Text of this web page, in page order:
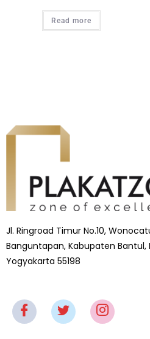
Read more
Jl. Ringroad Timur No.10,
Banguntapan, Kabupaten Bantul,
Yogyakarta 55198